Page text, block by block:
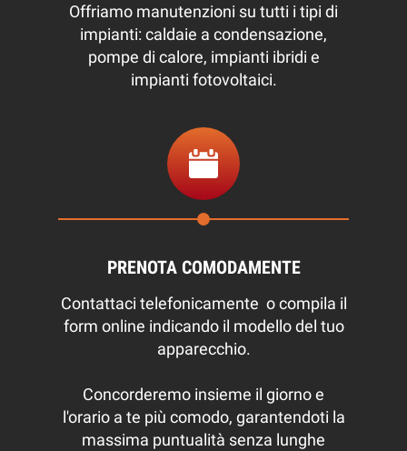
Offriamo manutenzioni su tutti i tipi di
impianti: caldaie a condensazione,
pompe di calore, impianti ibridi e
impianti fotovoltaici.
PRENOTA COMODAMENTE
Contattaci telefonicamente o compila il
form online indicando il modello del tuo
apparecchio.
Concorderemo insieme il giorno e
l'orario a te più comodo, garantendoti la
massima puntualità senza lunghe